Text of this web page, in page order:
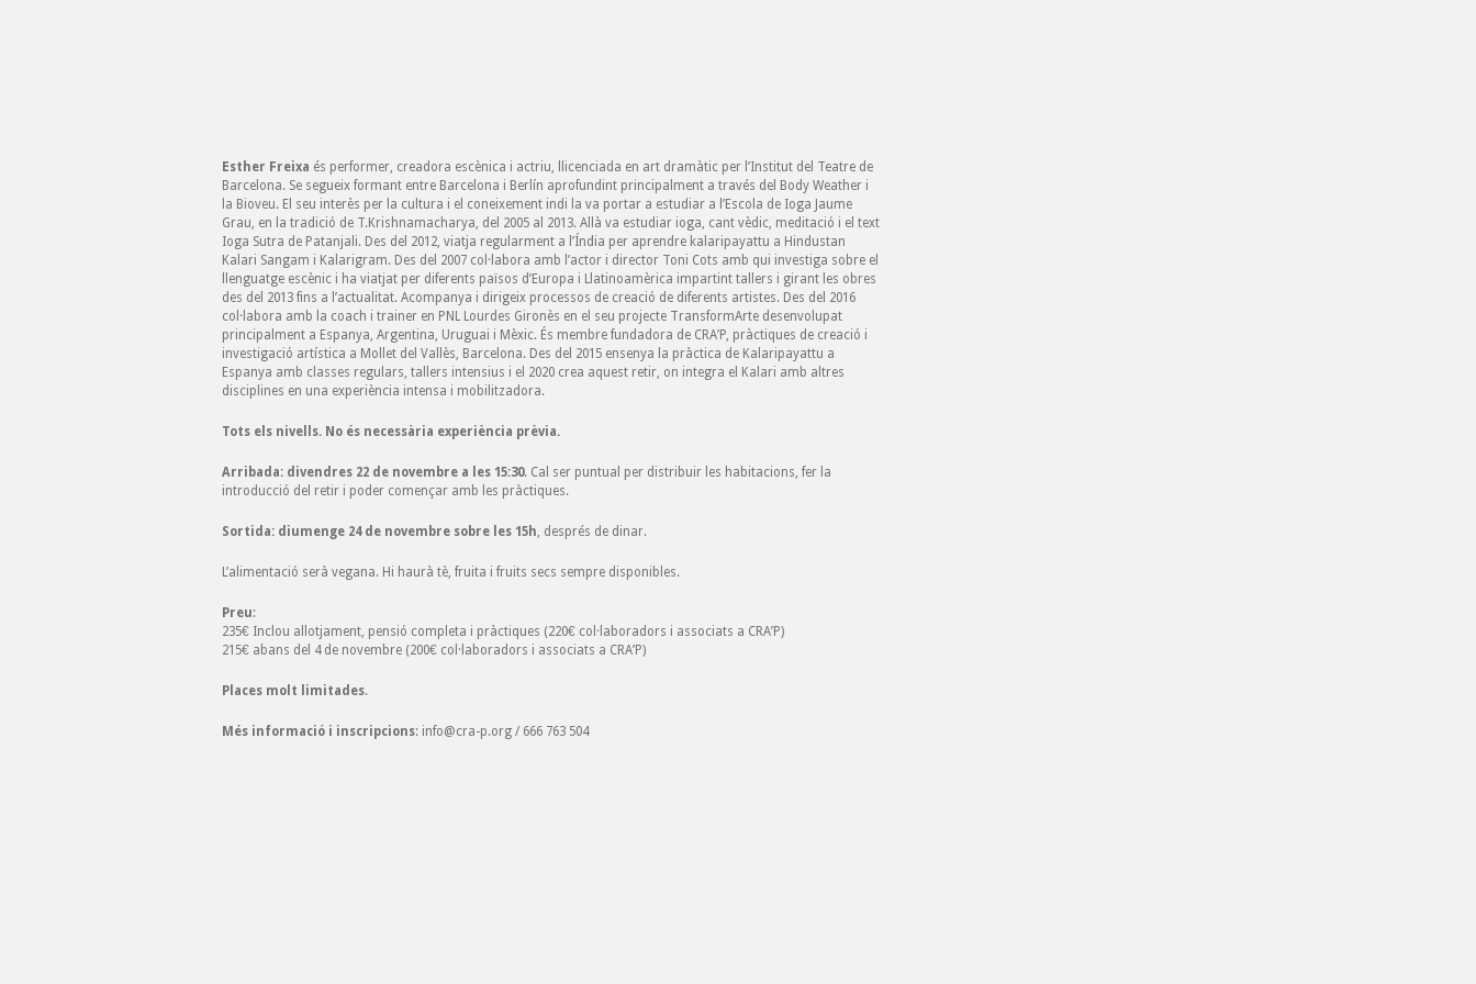
Esther Freixa és performer, creadora escènica i actriu, llicenciada en art dramàtic per l’Institut del Teatre de
Barcelona. Se segueix formant entre Barcelona i Berlín aprofundint principalment a través del Body Weather i
la Bioveu. El seu interès per la cultura i el coneixement indi la va portar a estudiar a l’Escola de Ioga Jaume
Grau, en la tradició de T.Krishnamacharya, del 2005 al 2013. Allà va estudiar ioga, cant vèdic, meditació i el text
Ioga Sutra de Patanjali. Des del 2012, viatja regularment a l’Índia per aprendre kalaripayattu a Hindustan
Kalari Sangam i Kalarigram. Des del 2007 col·labora amb l’actor i director Toni Cots amb qui investiga sobre el
llenguatge escènic i ha viatjat per diferents països d’Europa i Llatinoamèrica impartint tallers i girant les obres
des del 2013 fins a l’actualitat. Acompanya i dirigeix ​​processos de creació de diferents artistes. Des del 2016
col·labora amb la coach i trainer en PNL Lourdes Gironès en el seu projecte TransformArte desenvolupat
principalment a Espanya, Argentina, Uruguai i Mèxic. És membre fundadora de CRA’P, pràctiques de creació i
investigació artística a Mollet del Vallès, Barcelona. Des del 2015 ensenya la pràctica de Kalaripayattu a
Espanya amb classes regulars, tallers intensius i el 2020 crea aquest retir, on integra el Kalari amb altres
disciplines en una experiència intensa i mobilitzadora.
Tots els nivells. No és necessària experiència prèvia.
Arribada: divendres 22 de novembre a les 15:30. Cal ser puntual per distribuir les habitacions, fer la
introducció del retir i poder començar amb les pràctiques.
Sortida: diumenge 24 de novembre sobre les 15h, després de dinar.
L’alimentació serà vegana. Hi haurà tè, fruita i fruits secs sempre disponibles.
Preu:
235€ Inclou allotjament, pensió completa i pràctiques (220€ col·laboradors i associats a CRA’P)
215€ abans del 4 de novembre (200€ col·laboradors i associats a CRA’P)
Places molt limitades.
Més informació i inscripcions: info@cra-p.org / 666 763 504